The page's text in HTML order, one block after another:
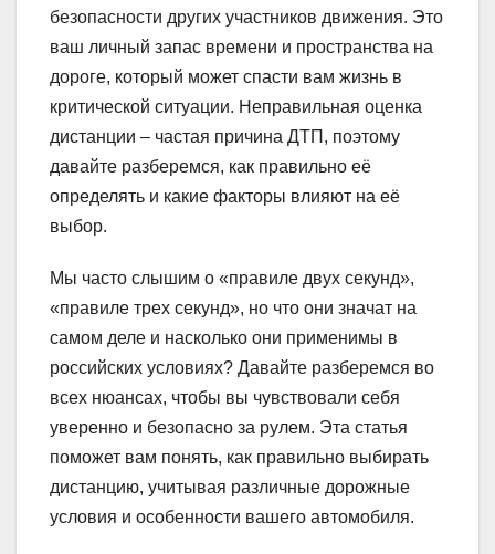
безопасности других участников движения. Это
ваш личный запас времени и пространства на
дороге, который может спасти вам жизнь в
критической ситуации. Неправильная оценка
дистанции – частая причина ДТП, поэтому
давайте разберемся, как правильно её
определять и какие факторы влияют на её
выбор.
Мы часто слышим о «правиле двух секунд»,
«правиле трех секунд», но что они значат на
самом деле и насколько они применимы в
российских условиях? Давайте разберемся во
всех нюансах, чтобы вы чувствовали себя
уверенно и безопасно за рулем. Эта статья
поможет вам понять, как правильно выбирать
дистанцию, учитывая различные дорожные
условия и особенности вашего автомобиля.